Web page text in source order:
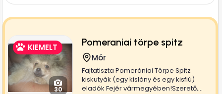
KIEMELT
30
Pomeraniai törpe spitz
Mór
Fajtatiszta Pomerániai Törpe Spitz
kiskutyák (egy kislány és egy kisfiú)
eladók Fejér vármegyében!Szerető,...